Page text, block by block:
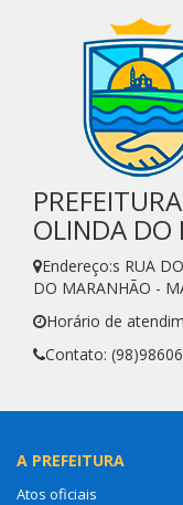
OLINDA DO
Endereço:s RUA
DO MARANHÃO -
Horário de
Contato:
A PREFEITURA
Atos oficiais